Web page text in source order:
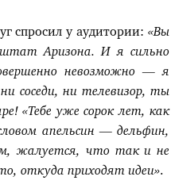
спросил у аудитории: «Вы
штат Аризона. И я сильно
невозможно— я
ни соседи, ни телевизор, ты
«Тебе уже сорок лет, как
апельсин—дельфин,
жалуется, что так и не
откуда приходят идеи».